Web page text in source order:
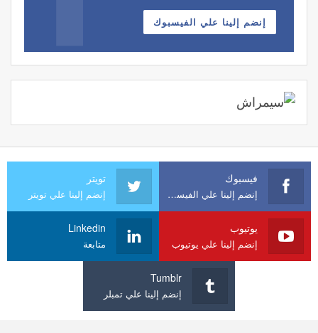
إنضم إلينا علي الفيسبوك
فيسبوك
إنضم إلينا علي الفيسبوك
تويتر
إنضم إلينا علي تويتر
يوتيوب
إنضم إلينا علي يوتيوب
Linkedin
متابعة
Tumblr
إنضم إلينا علي تمبلر